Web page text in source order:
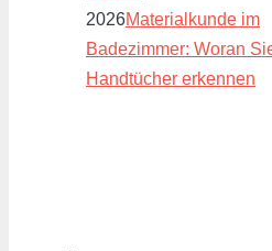
2026Materialkunde im
Badezimmer: Woran
Handtücher erkennen